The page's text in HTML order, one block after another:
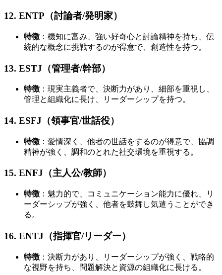
12. ENTP（討論者/発明家）
特徴 ：機知に富み、強い好奇心と討論精神を持ち、伝
統的な概念に挑戦するのが得意で、創造性を持つ。
13. ESTJ（管理者/幹部）
特徴 ：現実主義者で、決断力があり、細部を重視し、
管理と組織化に長け、リーダーシップを持つ。
14. ESFJ（領事官/世話役）
特徴 ：愛情深く、他者の世話をするのが得意で、協調
精神が強く、調和のとれた社交環境を重視する。
15. ENFJ（主人公/教師）
特徴 ：魅力的で、コミュニケーション能力に優れ、リ
ーダーシップが強く、他者を鼓舞し気遣うことができ
る。
16. ENTJ（指揮官/リーダー）
特徴 ：決断力があり、リーダーシップが強く、戦略的
な視野を持ち、問題解決と資源の組織化に長ける。